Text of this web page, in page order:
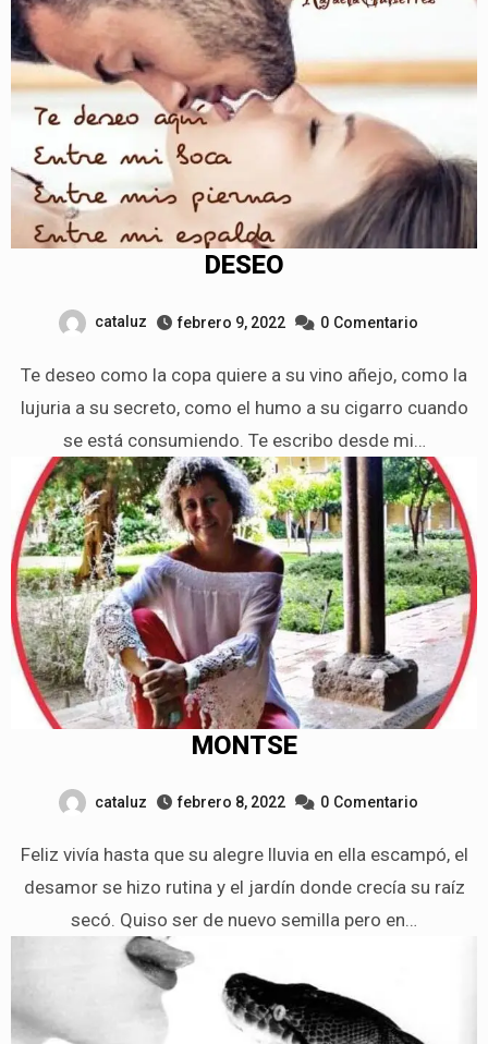
DESEO
cataluz febrero 9, 2022 0 Comentario
Te deseo como la copa quiere a su vino añejo, como la
lujuria a su secreto, como el humo a su cigarro cuando
se está consumiendo. Te escribo desde mi…
MONTSE
cataluz febrero 8, 2022 0 Comentario
Feliz vivía hasta que su alegre lluvia en ella escampó, el
desamor se hizo rutina y el jardín donde crecía su raíz
secó. Quiso ser de nuevo semilla pero en…